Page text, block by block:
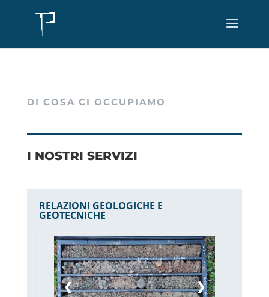
DI COSA CI OCCUPIAMO
I NOSTRI SERVIZI
RELAZIONI GEOLOGICHE E
GEOTECNICHE
❮ ❯